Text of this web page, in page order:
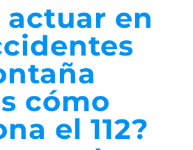
actuar en
cómo
el 112?